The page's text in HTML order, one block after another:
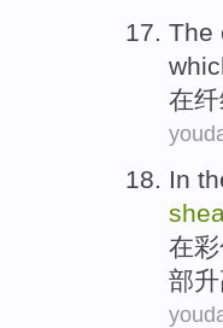
The
在
In
在
部